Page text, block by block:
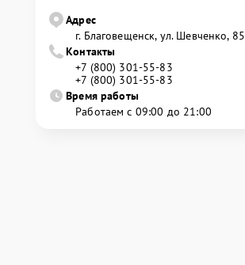
Адрес
г. Благовещенск, ул. Шевченко, 85
Контакты
+7 (800) 301-55-83
+7 (800) 301-55-83
Время работы
Работаем с 09:00 до 21:00